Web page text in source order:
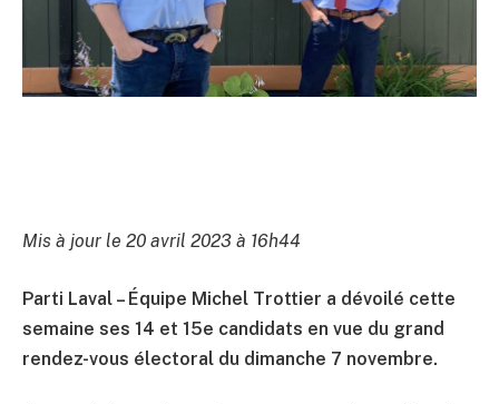
Mis à jour le 20 avril 2023 à 16h44
Parti Laval – Équipe Michel Trottier a dévoilé cette
semaine ses 14 et 15e candidats en vue du grand
rendez-vous électoral du dimanche 7 novembre.